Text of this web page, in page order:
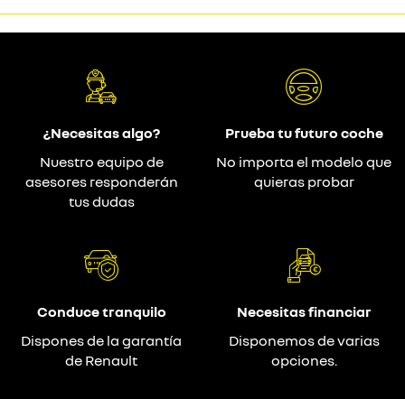
¿Necesitas algo?
Nuestro equipo de
asesores responderán
tus dudas
Prueba tu futuro coche
No importa el modelo que
quieras probar
Conduce tranquilo
Dispones de la garantía
de Renault
Necesitas financiar
Disponemos de varias
opciones.